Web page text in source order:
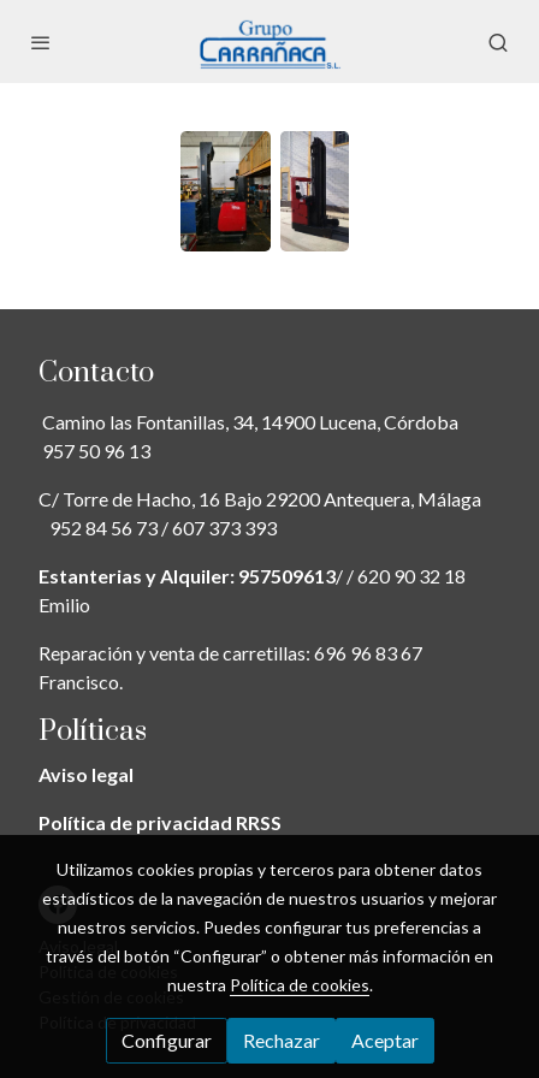
Contacto
Camino las Fontanillas, 34, 14900 Lucena, Córdoba
957 50 96 13
C/ Torre de Hacho, 16 Bajo 29200 Antequera, Málaga
952 84 56 73 / 607 373 393
Estanterias y Alquiler: 957509613/ / 620 90 32 18
Emilio
Reparación y venta de carretillas: 696 96 83 67
Francisco.
Políticas
Aviso legal
Política de privacidad RRSS
Aviso legal
Gestión de cookies
Política de privacidad
Utilizamos cookies propias y terceros para obtener datos
estadísticos de la navegación de nuestros usuarios y mejorar
nuestros servicios. Puedes configurar tus preferencias a
través del botón “Configurar” o obtener más información en
nuestra Política de cookies.
Configurar Rechazar Aceptar